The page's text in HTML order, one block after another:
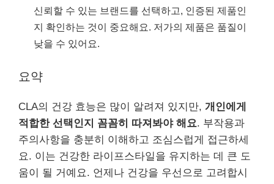
신뢰할 수 있는 브랜드를 선택하고, 인증된 제품인
지 확인하는 것이 중요해요. 저가의 제품은 품질이
낮을 수 있어요.
요약
CLA의 건강 효능은 많이 알려져 있지만, 개인에게
적합한 선택인지 꼼꼼히 따져봐야 해요. 부작용과
주의사항을 충분히 이해하고 조심스럽게 접근하세
요. 이는 건강한 라이프스타일을 유지하는 데 큰 도
움이 될 거예요. 언제나 건강을 우선으로 고려합시